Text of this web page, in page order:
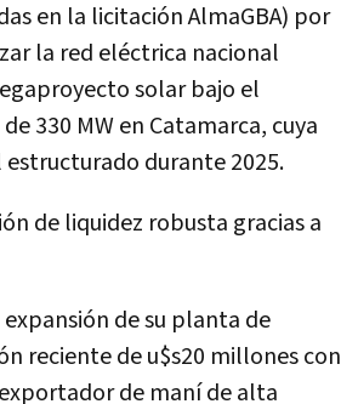
en la licitación AlmaGBA) por
la red eléctrica nacional
solar bajo el
330 MW en Catamarca, cuya
durante 2025.
de liquidez robusta gracias a
expansión de su planta de
reciente de u$s20 millones con
de maní de alta